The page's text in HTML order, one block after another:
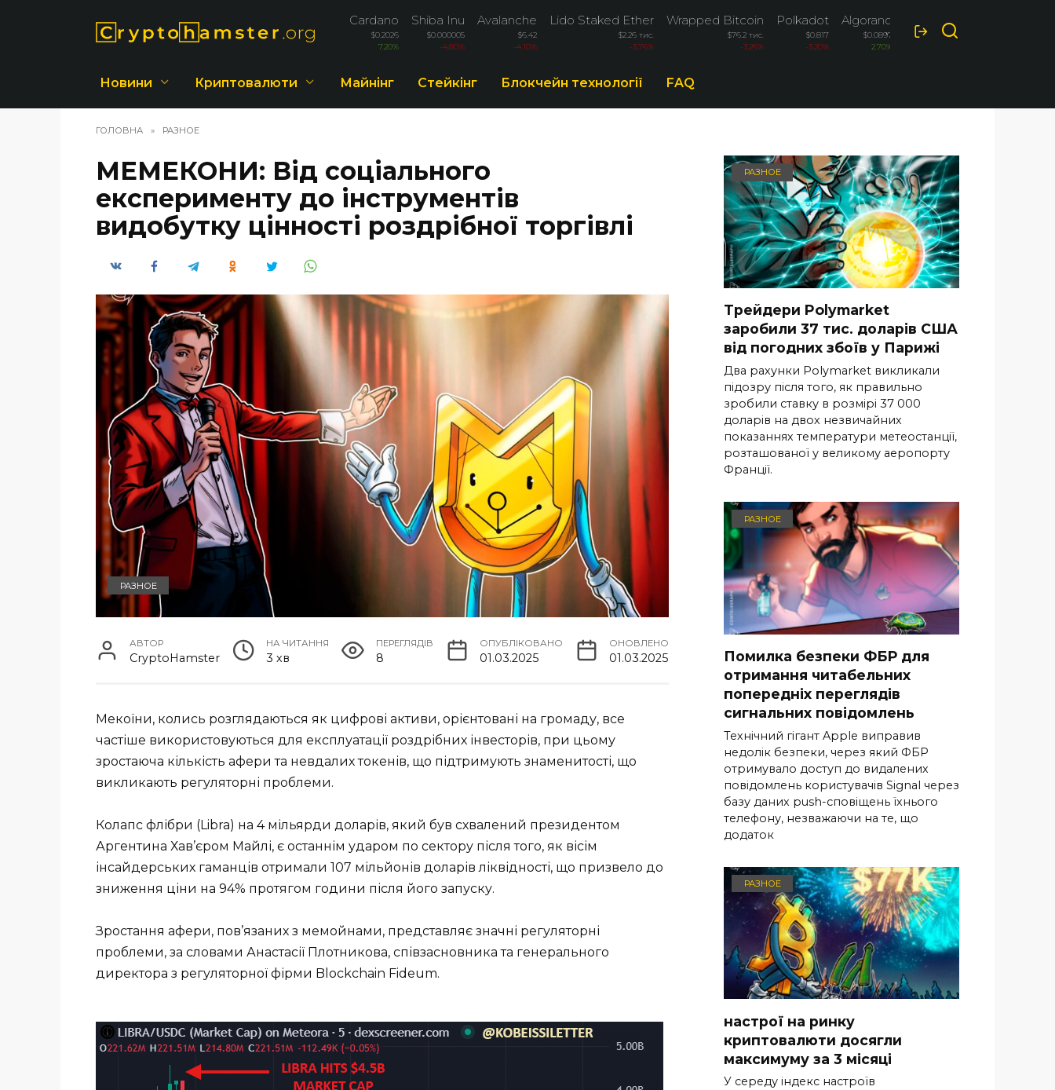
Cardano
$0.2026
7.20%
Shiba Inu
$0.000005
-4.80%
Avalanche
$6.42
-4.10%
Lido Staked Ether
$2.26 тис.
-3.76%
Wrapped Bitcoin
$76.2 тис.
-3.26%
Polkadot
$0.817
-3.20%
Algorand
$0.0897
2.70%
$1.027
Новини Криптовалюти Майнінг Стейкінг Блокчейн технології FAQ
ГОЛОВНА » РАЗНОЕ
МЕМЕКОНИ: Від соціального
експерименту до інструментів
видобутку цінності роздрібної торгівлі
РАЗНОЕ
АВТОР
CryptoHamster
НА ЧИТАННЯ
3 хв
ПЕРЕГЛЯДІВ
8
ОПУБЛІКОВАНО
01.03.2025
ОНОВЛЕНО
01.03.2025
Мекоїни, колись розглядаються як цифрові активи, орієнтовані на громаду, все
частіше використовуються для експлуатації роздрібних інвесторів, при цьому
зростаюча кількість афери та невдалих токенів, що підтримують знаменитості, що
викликають регуляторні проблеми.
Колапс флібри (Libra) на 4 мільярди доларів, який був схвалений президентом
Аргентина Хав’єром Майлі, є останнім ударом по сектору після того, як вісім
інсайдерських гаманців отримали 107 мільйонів доларів ліквідності, що призвело до
зниження ціни на 94% протягом години після його запуску.
Зростання афери, пов’язаних з мемойнами, представляє значні регуляторні
проблеми, за словами Анастасії Плотникова, співзасновника та генерального
директора з регуляторної фірми Blockchain Fideum.
РАЗНОЕ
Трейдери Polymarket
заробили 37 тис. доларів США
від погодних збоїв у Парижі
Два рахунки Polymarket викликали
підозру після того, як правильно
зробили ставку в розмірі 37 000
доларів на двох незвичайних
показаннях температури метеостанції,
розташованої у великому аеропорту
Франції.
РАЗНОЕ
Помилка безпеки ФБР для
отримання читабельних
попередніх переглядів
сигнальних повідомлень
Технічний гігант Apple виправив
недолік безпеки, через який ФБР
отримувало доступ до видалених
повідомлень користувачів Signal через
базу даних push-сповіщень їхнього
телефону, незважаючи на те, що
додаток
РАЗНОЕ
настрої на ринку
криптовалюти досягли
максимуму за 3 місяці
У середу індекс настроїв